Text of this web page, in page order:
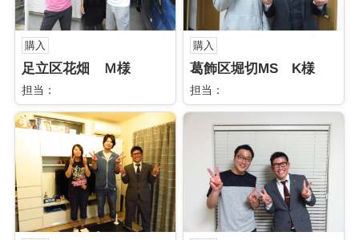
購入
足立区花畑 Ｍ様
担当：
購入
葛飾区堀切MS K様
担当：